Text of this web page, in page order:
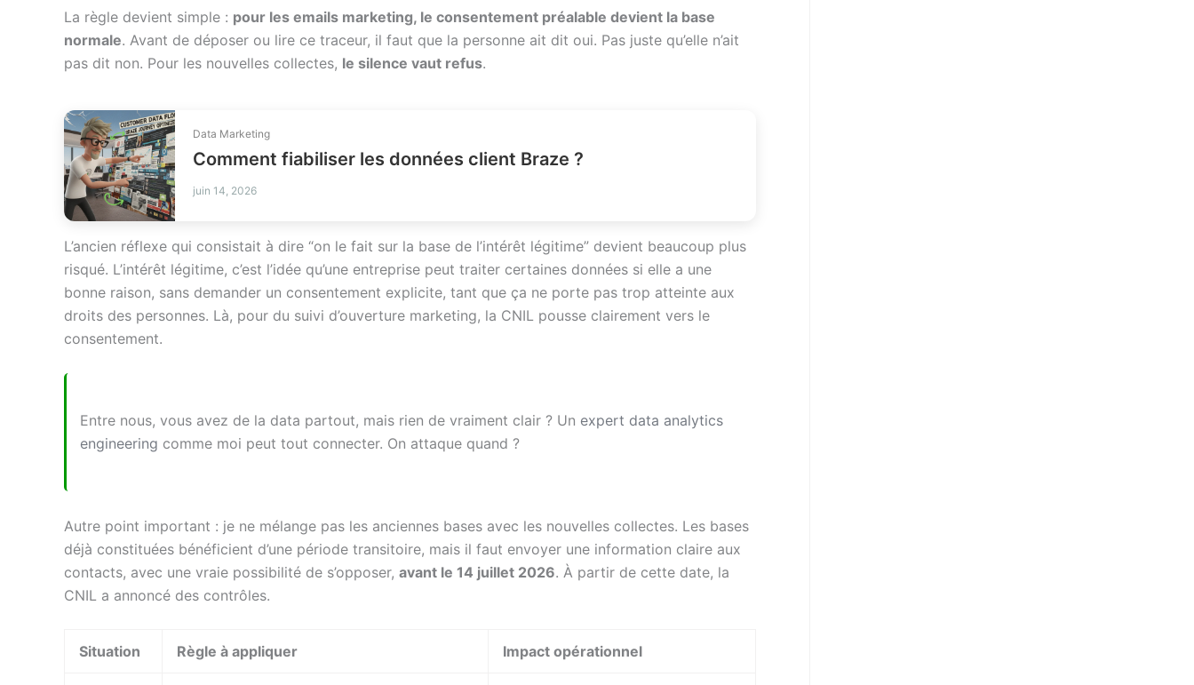
La règle devient simple : pour les emails marketing, le consentement préalable devient la base
normale. Avant de déposer ou lire ce traceur, il faut que la personne ait dit oui. Pas juste qu’elle n’ait
pas dit non. Pour les nouvelles collectes, le silence vaut refus.
Data Marketing
Comment fiabiliser les données client Braze ?
juin 14, 2026
L’ancien réflexe qui consistait à dire “on le fait sur la base de l’intérêt légitime” devient beaucoup plus
risqué. L’intérêt légitime, c’est l’idée qu’une entreprise peut traiter certaines données si elle a une
bonne raison, sans demander un consentement explicite, tant que ça ne porte pas trop atteinte aux
droits des personnes. Là, pour du suivi d’ouverture marketing, la CNIL pousse clairement vers le
consentement.
Entre nous, vous avez de la data partout, mais rien de vraiment clair ? Un expert data analytics
engineering comme moi peut tout connecter. On attaque quand ?
Autre point important : je ne mélange pas les anciennes bases avec les nouvelles collectes. Les bases
déjà constituées bénéficient d’une période transitoire, mais il faut envoyer une information claire aux
contacts, avec une vraie possibilité de s’opposer, avant le 14 juillet 2026. À partir de cette date, la
CNIL a annoncé des contrôles.
Situation Règle à appliquer Impact opérationnel